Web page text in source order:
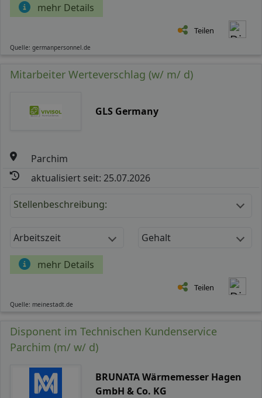
mehr Details
Teilen
Quelle: germanpersonnel.de
Mitarbeiter Werteverschlag (w/ m/ d)
GLS Germany
Parchim
aktualisiert seit: 25.07.2026
Stellenbeschreibung:
Arbeitszeit Gehalt
mehr Details
Teilen
Quelle: meinestadt.de
Disponent im Technischen Kundenservice
Parchim (m/ w/ d)
BRUNATA Wärmemesser Hagen
GmbH & Co. KG